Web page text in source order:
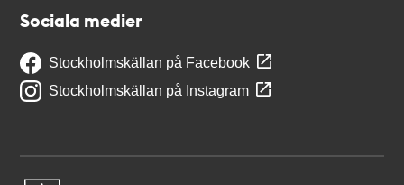
Sociala medier
Stockholmskällan på Facebook
Stockholmskällan på Instagram